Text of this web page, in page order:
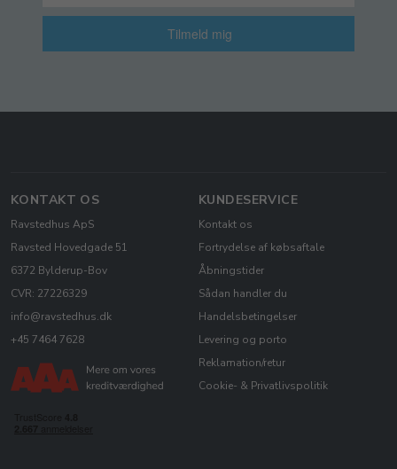
Tilmeld mig
KONTAKT OS
Ravstedhus ApS
Ravsted Hovedgade 51
6372 Bylderup-Bov
CVR: 27226329
info@ravstedhus.dk
+45 7464 7628
KUNDESERVICE
Kontakt os
Fortrydelse af købsaftale
Åbningstider
Sådan handler du
Handelsbetingelser
Levering og porto
Reklamation/retur
Cookie- & Privatlivspolitik